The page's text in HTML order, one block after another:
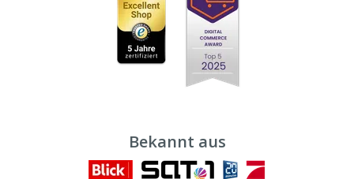
Bekannt aus